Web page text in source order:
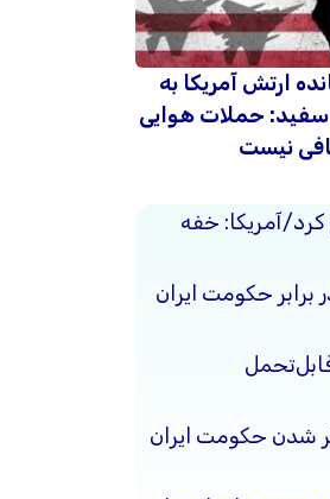
ارتش آمریکا به
حملات هوایی
نیست
کرد/آمریکا: خفه
برابر حکومت ایران
شدن حکومت ایران